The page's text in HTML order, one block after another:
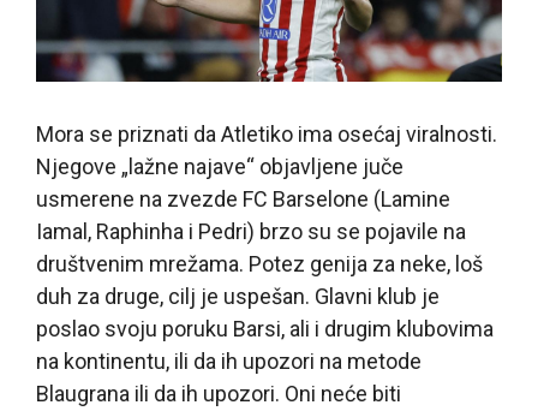
Mora se priznati da Atletiko ima osećaj viralnosti.
Njegove „lažne najave“ objavljene juče
usmerene na zvezde FC Barselone (Lamine
Iamal, Raphinha i Pedri) brzo su se pojavile na
društvenim mrežama. Potez genija za neke, loš
duh za druge, cilj je uspešan. Glavni klub je
poslao svoju poruku Barsi, ali i drugim klubovima
na kontinentu, ili da ih upozori na metode
Blaugrana ili da ih upozori. Oni neće biti